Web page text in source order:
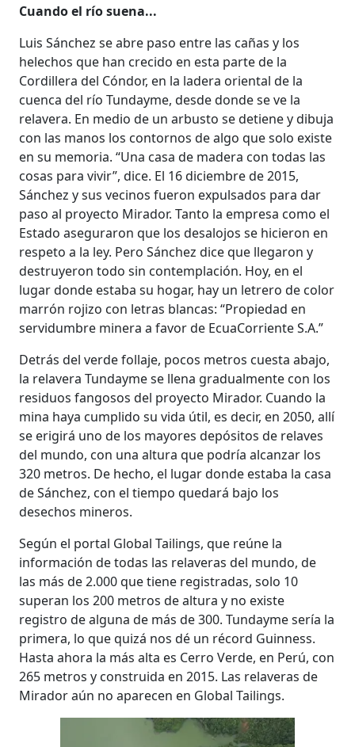
Cuando el río suena...
Luis Sánchez se abre paso entre las cañas y los
helechos que han crecido en esta parte de la
Cordillera del Cóndor, en la ladera oriental de la
cuenca del río Tundayme, desde donde se ve la
relavera. En medio de un arbusto se detiene y dibuja
con las manos los contornos de algo que solo existe
en su memoria. “Una casa de madera con todas las
cosas para vivir”, dice. El 16 diciembre de 2015,
Sánchez y sus vecinos fueron expulsados para dar
paso al proyecto Mirador. Tanto la empresa como el
Estado aseguraron que los desalojos se hicieron en
respeto a la ley. Pero Sánchez dice que llegaron y
destruyeron todo sin contemplación. Hoy, en el
lugar donde estaba su hogar, hay un letrero de color
marrón rojizo con letras blancas: “Propiedad en
servidumbre minera a favor de EcuaCorriente S.A.”
Detrás del verde follaje, pocos metros cuesta abajo,
la relavera Tundayme se llena gradualmente con los
residuos fangosos del proyecto Mirador. Cuando la
mina haya cumplido su vida útil, es decir, en 2050, allí
se erigirá uno de los mayores depósitos de relaves
del mundo, con una altura que podría alcanzar los
320 metros. De hecho, el lugar donde estaba la casa
de Sánchez, con el tiempo quedará bajo los
desechos mineros.
Según el portal Global Tailings, que reúne la
información de todas las relaveras del mundo, de
las más de 2.000 que tiene registradas, solo 10
superan los 200 metros de altura y no existe
registro de alguna de más de 300. Tundayme sería la
primera, lo que quizá nos dé un récord Guinness.
Hasta ahora la más alta es Cerro Verde, en Perú, con
265 metros y construida en 2015. Las relaveras de
Mirador aún no aparecen en Global Tailings.